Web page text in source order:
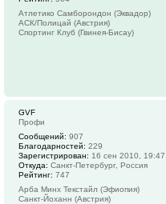
Атлетико Самборондон (Эквадор)
АСК/Полицай (Австрия)
Спортинг Клуб (Гвинея-Бисау)
GVF
Профи
Сообщений: 907
Благодарностей: 229
Зарегистрирован: 16 сен 2010, 19:47
Откуда: Санкт-Петербург, Россия
Рейтинг: 747
Арба Минх Текстайл (Эфиопия)
Санкт-Йоханн (Австрия)